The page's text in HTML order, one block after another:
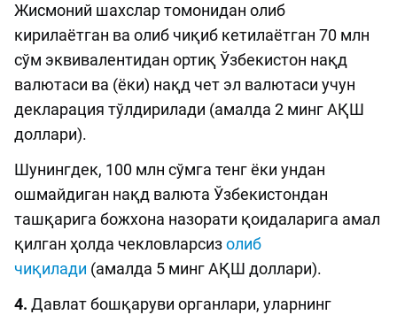
Жисмоний шахслар томонидан олиб
кирилаётган ва олиб чиқиб кетилаётган 70 млн
сўм эквивалентидан ортиқ Ўзбекистон нақд
валютаси ва (ёки) нақд чет эл валютаси учун
декларация тўлдирилади (амалда 2 минг АҚШ
доллари).
Шунингдек, 100 млн сўмга тенг ёки ундан
ошмайдиган нақд валюта Ўзбекистондан
ташқарига божхона назорати қоидаларига амал
қилган ҳолда чекловларсизолиб
чиқилади (амалда 5 минг АҚШ доллари).
4. Давлат бошқаруви органлари, уларнинг